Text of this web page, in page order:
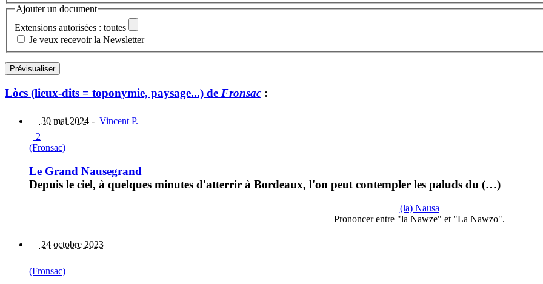
Ajouter un document
Extensions autorisées : toutes
Je veux recevoir la Newsletter
Lòcs (lieux-dits = toponymie, paysage...) de Fronsac :
30 mai 2024 - Vincent P.
| 2
(Fronsac)
Le Grand Nausegrand
Depuis le ciel, à quelques minutes d'atterrir à Bordeaux, l'on peut contempler les paluds du (…)
(la) Nausa
Prononcer entre "la Nawze" et "La Nawzo".
24 octobre 2023
(Fronsac)